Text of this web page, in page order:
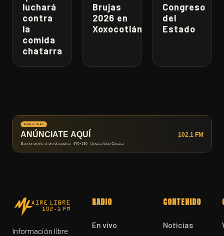
luchará
contra
la
comida
chatarra
Brujas
2026 en
Xoxocotlán
Congreso
del
Estado
Información libre
RADIO
En vivo
CONTENIDO
Noticias